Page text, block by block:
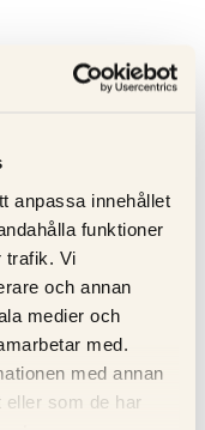
anpassa innehållet
funktioner
trafik. Vi
och annan
medier och
med.
med annan
eller som de har